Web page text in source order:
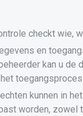
checkt wie,
en
kan u de
kunnen in
worden, zowel